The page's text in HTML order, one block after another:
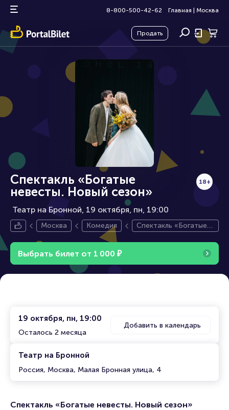
8-800-500-42-62 Главная Москва
Продать
Спектакль «Богатые
невесты. Новый сезон»
Театр на Бронной, 19 октября
18+
пн, 19:00
Москва Комедия
Спектакль «Богатые н
Выбрать билет от 1 000 ₽
19 октября, пн, 19:00
Осталось 2 месяца
Добавить в календарь
Театр на Бронной
Россия, Москва, Малая Бронная улица, 4
Спектакль «Богатые невесты. Новый сезон»